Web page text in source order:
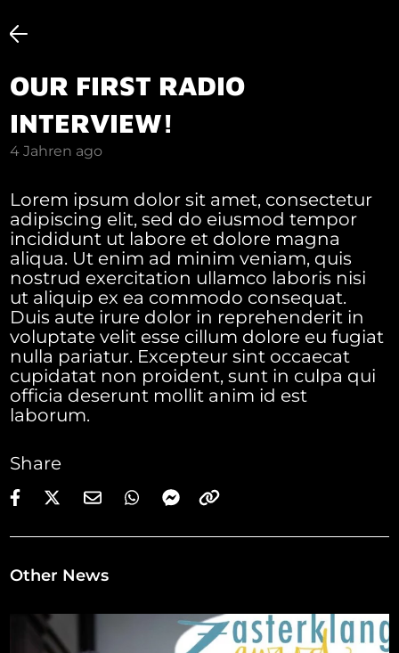
OUR FIRST RADIO
INTERVIEW!
4 Jahren ago
Lorem ipsum dolor sit amet, consectetur
adipiscing elit, sed do eiusmod tempor
incididunt ut labore et dolore magna
aliqua. Ut enim ad minim veniam, quis
nostrud exercitation ullamco laboris nisi
ut aliquip ex ea commodo consequat.
Duis aute irure dolor in reprehenderit in
voluptate velit esse cillum dolore eu fugiat
nulla pariatur. Excepteur sint occaecat
cupidatat non proident, sunt in culpa qui
officia deserunt mollit anim id est
laborum.
Share
Other News